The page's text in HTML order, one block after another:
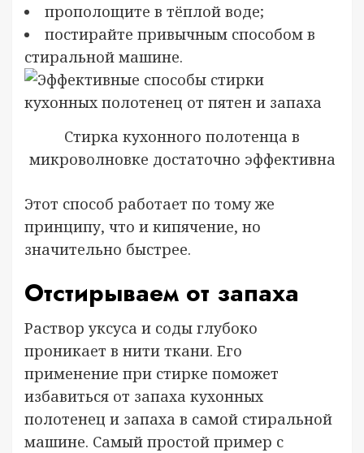
прополощите в тёплой воде;
постирайте привычным способом в
стиральной машине.
Стирка кухонного полотенца в
микроволновке достаточно эффективна
Этот способ работает по тому же
принципу, что и кипячение, но
значительно быстрее.
Отстирываем от запаха
Раствор уксуса и соды глубоко
проникает в нити ткани. Его
применение при стирке поможет
избавиться от запаха кухонных
полотенец и запаха в самой стиральной
машине. Самый простой пример с